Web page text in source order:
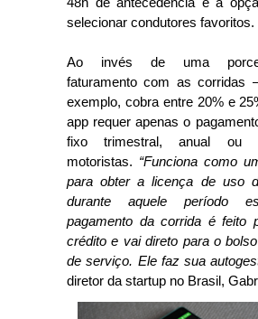
selecionar condutores favoritos.
Ao invés de uma
faturamento com as corridas
exemplo, cobra entre 20% e
app requer apenas o
fixo trimestral, anual ou
motoristas. “Funciona como
para obter a licença de uso
durante aquele período
pagamento da corrida é feito
crédito e vai direto para o
de serviço. Ele faz sua
diretor da startup no Brasil,